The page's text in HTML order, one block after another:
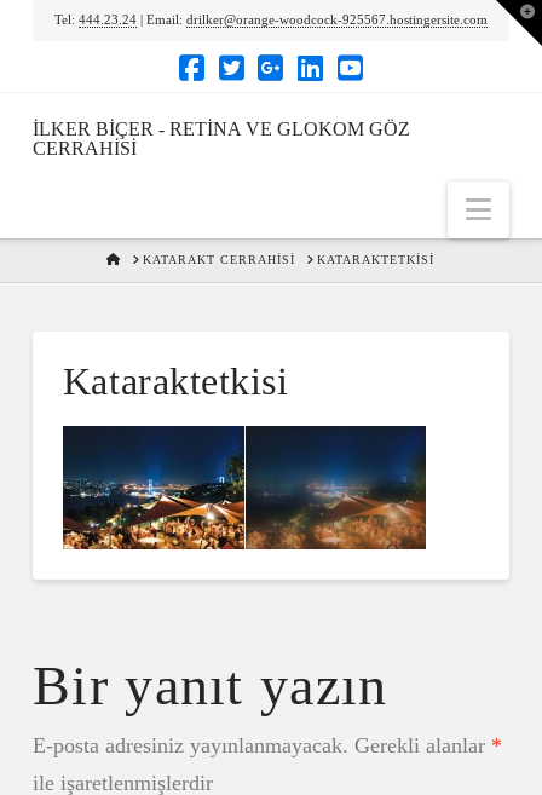
Tel: 444.23.24| Email: drilker@orange-woodcock-925567.hostingersite.com
İLKER BIÇER - RETINA VE GLOKOM GÖZ
CERRAHISI
HOMEKATARAKT CERRAHISI KATARAKTETKISI
Kataraktetkisi
Bir yanıt yazın
E-posta adresiniz yayınlanmayacak. Gerekli alanlar *
ile işaretlenmişlerdir